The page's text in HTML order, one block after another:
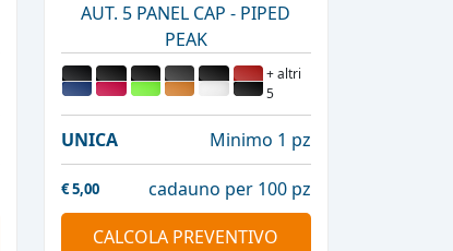
AUT. 5 PANEL CAP - PIPED
PEAK
+ altri
5
UNICA Minimo 1 pz
€5,00
cadauno per 100 pz
CALCOLA PREVENTIVO